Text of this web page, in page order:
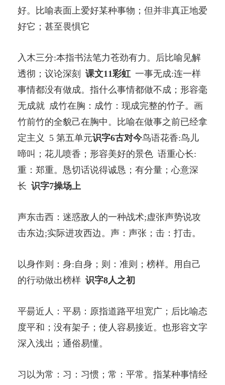
好。比喻表面上爱好某种事物；但并非真正地爱
好它；甚至畏惧它
入木三分:本指书法笔力苍劲有力。后比喻见解
透彻；议论深刻 课文11彩虹 一事无成:连一样
事情都没有做成。指什么事情都做不成；形容毫
无成就 成竹在胸：成竹：现成完整的竹子。画
竹前竹的全貌己在胸中。比喻在做事之前已经拿
定主义 5 第五单元识字6古对今鸟语花香:鸟儿
啼叫；花儿喷香；形容美好的景色 语重心长:
重：郑重。恳切话说得诚恳；有分量；心意深
长 识字7操场上
声东击西：迷惑敌人的一种战术;虚张声势说攻
击东边;实际进攻西边。声：声张；击：打击。
以身作则：身:自身；则：准则；榜样。用自己
的行动做出榜样 识字8人之初
平昜近人：平易：原指道路平坦宽广；后比喻态
度平和；没有架子；使人容易接近。也形容文字
深入浅出；通俗易懂。
习以为常：习：习惯；常：平常。指某种事情经